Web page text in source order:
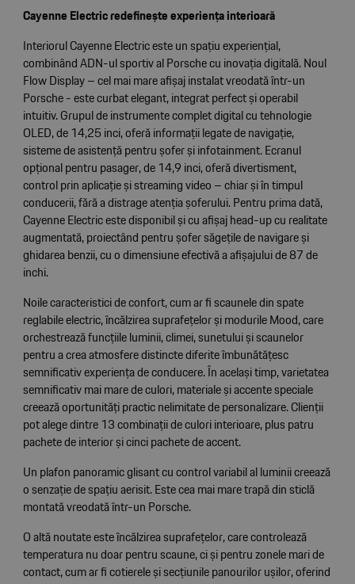
Cayenne Electric redefinește experiența interioară
Interiorul Cayenne Electric este un spațiu experiențial,
combinând ADN-ul sportiv al Porsche cu inovația digitală. Noul
Flow Display – cel mai mare afișaj instalat vreodată într-un
Porsche - este curbat elegant, integrat perfect și operabil
intuitiv. Grupul de instrumente complet digital cu tehnologie
OLED, de 14,25 inci, oferă informații legate de navigație,
sisteme de asistență pentru șofer și infotainment. Ecranul
opțional pentru pasager, de 14,9 inci, oferă divertisment,
control prin aplicație și streaming video – chiar și în timpul
conducerii, fără a distrage atenția șoferului. Pentru prima dată,
Cayenne Electric este disponibil și cu afișaj head-up cu realitate
augmentată, proiectând pentru șofer săgețile de navigare și
ghidarea benzii, cu o dimensiune efectivă a afișajului de 87 de
inchi.
Noile caracteristici de confort, cum ar fi scaunele din spate
reglabile electric, încălzirea suprafețelor și modurile Mood, care
orchestrează funcțiile luminii, climei, sunetului și scaunelor
pentru a crea atmosfere distincte diferite îmbunătățesc
semnificativ experiența de conducere. În același timp, varietatea
semnificativ mai mare de culori, materiale și accente speciale
creează oportunități practic nelimitate de personalizare. Clienții
pot alege dintre 13 combinații de culori interioare, plus patru
pachete de interior și cinci pachete de accent.
Un plafon panoramic glisant cu control variabil al luminii creează
o senzație de spațiu aerisit. Este cea mai mare trapă din sticlă
montată vreodată într-un Porsche.
O altă noutate este încălzirea suprafețelor, care controlează
temperatura nu doar pentru scaune, ci și pentru zonele mari de
contact, cum ar fi cotierele și secțiunile panourilor ușilor, oferind